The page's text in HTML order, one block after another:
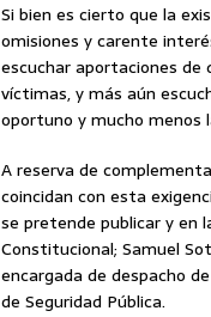
Si bien es cierto que la
omisiones y carente
escuchar aportaciones
víctimas, y más aún
oportuno y mucho menos
A reserva de
coincidan con esta
se pretende publicar y en
Constitucional; Samuel
encargada de despacho
de Seguridad Pública.